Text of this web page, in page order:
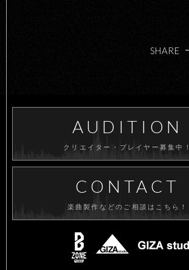
SHARE
AUDITION
クリエイター・プレイヤー募集中！
CONTACT
楽曲製作などのご相談はこちら！